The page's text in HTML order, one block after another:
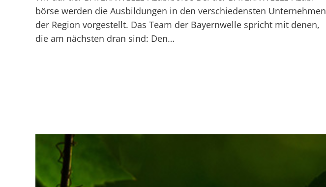
börse werden die Ausbil­dungen in den verschie­densten Unter­nehmen
der Region vorgestellt. Das Team der Bayern­welle spricht mit denen,
die am nächsten dran sind: Den…